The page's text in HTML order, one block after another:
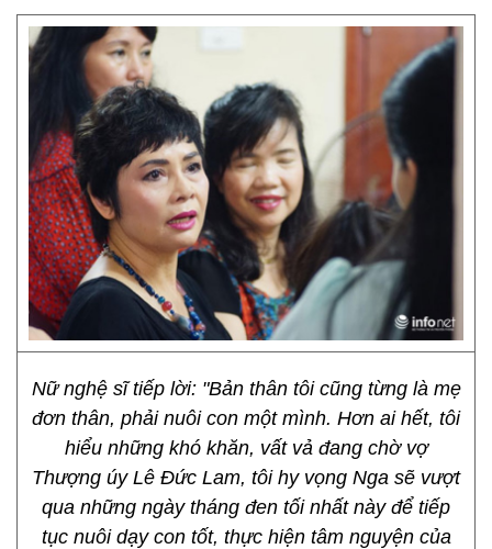
Nữ nghệ sĩ tiếp lời: "Bản thân tôi cũng từng là mẹ
đơn thân, phải nuôi con một mình. Hơn ai hết, tôi
hiểu những khó khăn, vất vả đang chờ vợ
Thượng úy Lê Đức Lam, tôi hy vọng Nga sẽ vượt
qua những ngày tháng đen tối nhất này để tiếp
tục nuôi dạy con tốt, thực hiện tâm nguyện của